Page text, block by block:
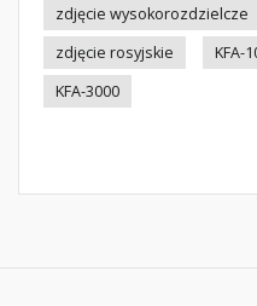
zdjęcie wysokorozdzielcze
zdjęcie rosyjskie
KFA-
KFA-3000